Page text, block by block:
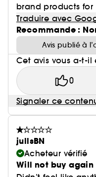
brand products for
Traduire avec
Recommande :
Avis publié à
Cet avis vous a-t-il
0
Signaler ce
jullsBN
Acheteur vérifié
Will not buy again